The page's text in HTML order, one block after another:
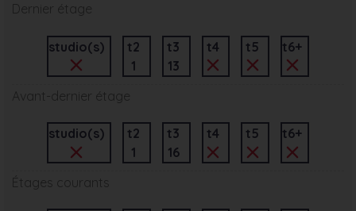
Dernier étage
studio(s)
t2
1
t3
13
t4 t5 t6+
Avant-dernier étage
studio(s)
t2
1
t3
16
t4 t5 t6+
Étages courants